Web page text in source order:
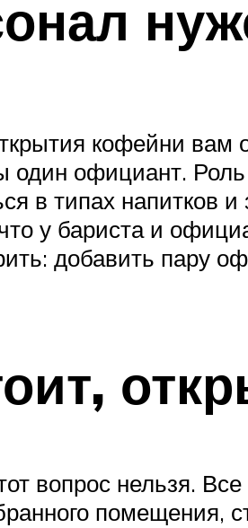
кофейни вам
официант.
в типах напитков
у бариста и
добавить пару
вопрос нельзя.
помещения,